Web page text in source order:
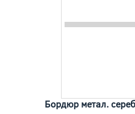
Бордюр метал.